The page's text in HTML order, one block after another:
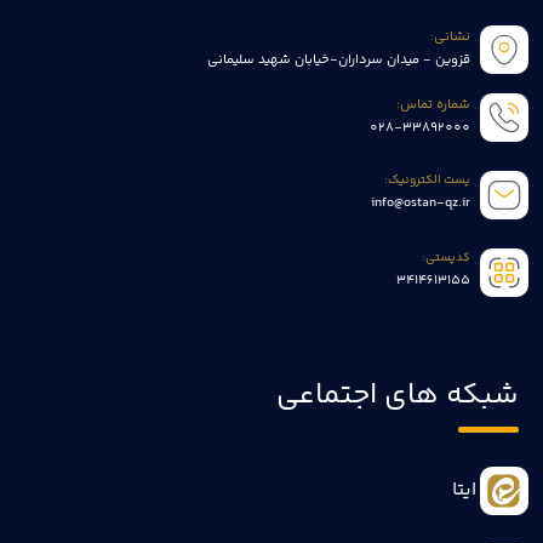
نشانی:
قزوین - میدان سرداران-خیابان شهید سلیمانی
شماره تماس:
028-33892000
پست الکترونیک:
info@ostan-qz.ir
کدپستی:
3414613155
شبکه های اجتماعی
ایتا